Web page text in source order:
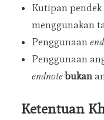
Kutipan
menggunakan
Penggunaan
Penggunaan
endnote bukan
Ketentuan